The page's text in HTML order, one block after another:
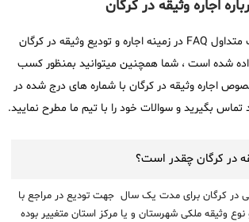
اجاره وثیقه در کرگان
در این بخش سوالات متداول FAQ در زمینه اجاره و تودیع وثیقه در کرگان
شده است ، شما همچنین میتوانید بمنظور کسب
اجاره وثیقه در کرگان با شماره های درج شده در
بگیرید و سوالات خود را با تیم ما مطرح نمایید.
در کرگان چقدر است؟
در کرگان برای مدت یک سال جهت تودیع در مراجع با
نوع وثیقه ملکی شهرستان و یا مرکز استان متغییر بوده